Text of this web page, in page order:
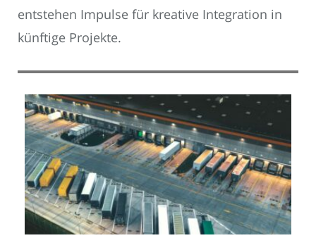
entstehen Impulse für kreative Integration in
künftige Projekte.